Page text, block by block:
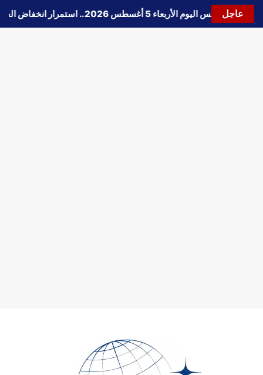
عاجل
🔵حالة الطقس اليوم الأربعاء 5 أغسطس 2026.. استمرار انخفاض الحرارة وتحذيرات من الشبورة واضطراب الملاحة